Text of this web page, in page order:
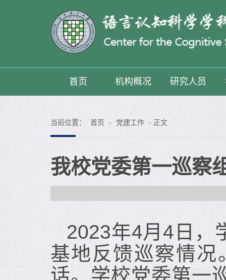
首页 机构概况 研究人员
当前位置： 首页 - 党建工作 - 正文
我校党委第一巡察
2023年4月4日，
基地反馈巡察情况
话。学校党委第一